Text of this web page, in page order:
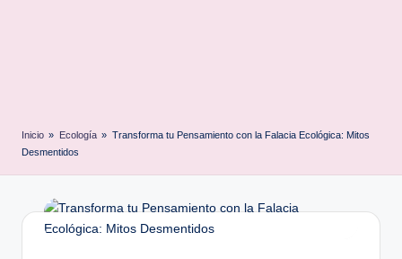
Inicio » Ecología » Transforma tu Pensamiento con la Falacia Ecológica: Mitos
Desmentidos